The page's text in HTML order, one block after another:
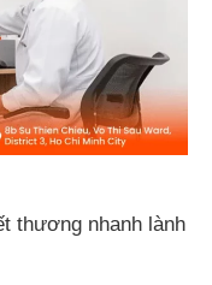
thương nhanh lành